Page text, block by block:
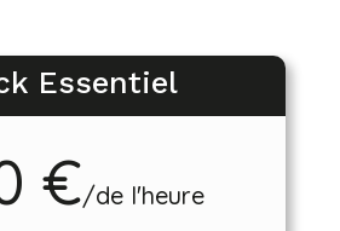
Essentiel
€/de l'heure